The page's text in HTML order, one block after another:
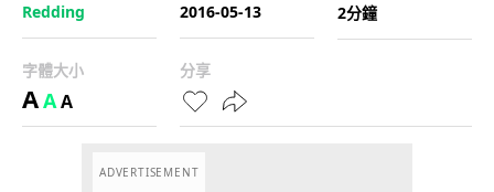
Redding
2016-05-13
2分鐘
字體大小
AAA
分享
ADVERTISEMENT